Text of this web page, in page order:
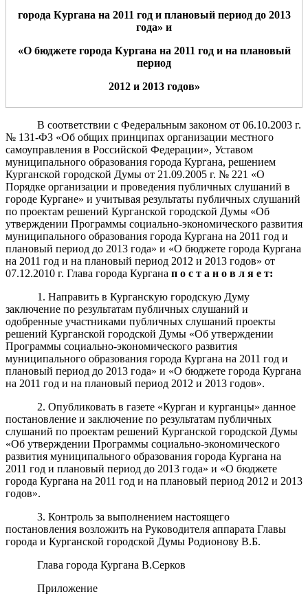
города Кургана на 2011 год и плановый период до 2013
года» и
«О бюджете города Кургана на 2011 год и на плановый
период
2012 и 2013 годов»
В соответствии с Федеральным законом от 06.10.2003 г.
№ 131-ФЗ «Об общих принципах организации местного
самоуправления в Российской Федерации», Уставом
муниципального образования города Кургана, решением
Курганской городской Думы от 21.09.2005 г. № 221 «О
Порядке организации и проведения публичных слушаний в
городе Кургане» и учитывая результаты публичных слушаний
по проектам решений Курганской городской Думы «Об
утверждении Программы социально-экономического развития
муниципального образования города Кургана на 2011 год и
плановый период до 2013 года» и «О бюджете города Кургана
на 2011 год и на плановый период 2012 и 2013 годов» от
07.12.2010 г. Глава города Кургана п о с т а н о в л я е т:
1. Направить в Курганскую городскую Думу
заключение по результатам публичных слушаний и
одобренные участниками публичных слушаний проекты
решений Курганской городской Думы «Об утверждении
Программы социально-экономического развития
муниципального образования города Кургана на 2011 год и
плановый период до 2013 года» и «О бюджете города Кургана
на 2011 год и на плановый период 2012 и 2013 годов».
2. Опубликовать в газете «Курган и курганцы» данное
постановление и заключение по результатам публичных
слушаний по проектам решений Курганской городской Думы
«Об утверждении Программы социально-экономического
развития муниципального образования города Кургана на
2011 год и плановый период до 2013 года» и «О бюджете
города Кургана на 2011 год и на плановый период 2012 и 2013
годов».
3. Контроль за выполнением настоящего
постановления возложить на Руководителя аппарата Главы
города и Курганской городской Думы Родионову В.Б.
Глава города Кургана В.Серков
Приложение